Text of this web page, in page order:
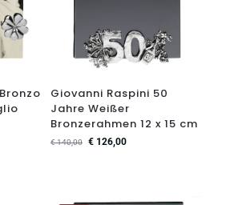
Giovanni Raspini 50
Jahre Weißer
Bronzerahmen 12 x 15 cm
€140,00 € 126,00